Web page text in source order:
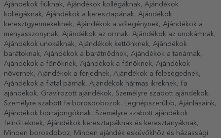
Ajándékok fiúknak
Ajándékok kollégáknak
Ajándékok
kollégáknak
Ajándékok a keresztapának
Ajándékok
keresztgyermekeknek
Ajándékok a vőlegénynek
Ajándékok a
menyasszonynak
Ajándékok az orrnak Ajándékok az unokámnak
Ajándékok unokáknak
Ajándékok kettőnknek
Ajándékok
barátoknak
Ajándékok a barátnődnek Ajándékok a tanárnak
Ajándékok a főnöknek
Ajándékok a főnöknek
Ajándékok
nővérnek
Ajándékok a férjednek Ajándékok a feleségednek
Ajándékok a fiatal párnak
Ajándékok hármas ikreknek
Fa
ajándékok
Gravírozott ajándékok Személyre szabott ajándékok
Személyre szabott fa borosdobozok
Legnépszerűbb Ajánlásaink
Ajándékok borrajongóknak
Személyre szabott ajándékok
felnőtteknek
Ajándékok keresztapáknak és keresztanyáknak
Minden borosdoboz
Minden ajándék esküvőkhöz és házassági